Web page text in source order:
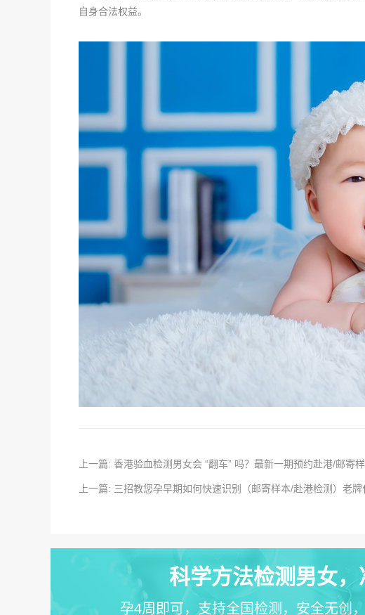
自身合法权益。
上一篇: 香港验血检测男女会 “翻车” 吗？最新一期预约赴港/邮寄
上一篇: 三招教您孕早期如何快速识别（邮寄样本/赴港检测）老牌
科学方法检测男女
孕4周即可，支持全国检测，安全无创